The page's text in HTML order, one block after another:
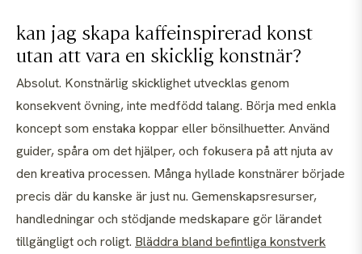
kan jag skapa kaffeinspirerad konst
utan att vara en skicklig konstnär?
Absolut. Konstnärlig skicklighet utvecklas genom
konsekvent övning, inte medfödd talang. Börja med enkla
koncept som enstaka koppar eller bönsilhuetter. Använd
guider, spåra om det hjälper, och fokusera på att njuta av
den kreativa processen. Många hyllade konstnärer började
precis där du kanske är just nu. Gemenskapsresurser,
handledningar och stödjande medskapare gör lärandet
tillgängligt och roligt. Bläddra bland befintliga konstverk